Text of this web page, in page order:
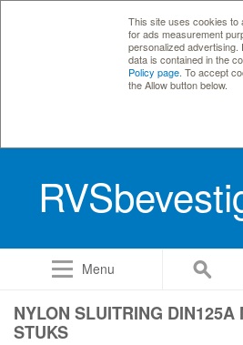
This site uses cookies to
for ads measurement
personalized advertising.
data is contained in the
Policy page . To accept
the Allow button below.
Menu
NYLON SLUITRING DIN125A
STUKS